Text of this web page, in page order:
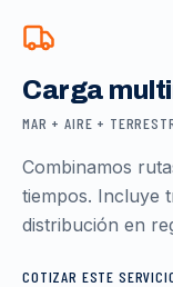
Carga
MAR + AIRE +
Combinamos
tiempos. Incluye
distribución en
COTIZAR ESTE